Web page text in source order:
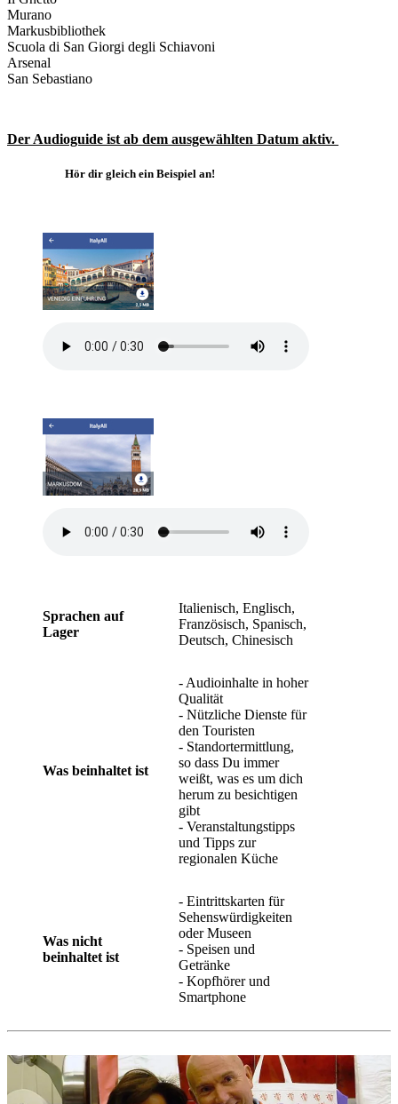
Murano
Markusbibliothek
Scuola di San Giorgi degli Schiavoni
Arsenal
San Sebastiano
Der Audioguide ist ab dem ausgewählten Datum aktiv.
Hör dir gleich ein Beispiel an!
Sprachen auf
Lager
Italienisch, Englisch,
Französisch, Spanisch,
Deutsch, Chinesisch
Was beinhaltet ist
- Audioinhalte in hoher
Qualität
- Nützliche Dienste für
den Touristen
- Standortermittlung,
so dass Du immer
weißt, was es um dich
herum zu besichtigen
gibt
- Veranstaltungstipps
und Tipps zur
regionalen Küche
Was nicht
beinhaltet ist
- Eintrittskarten für
Sehenswürdigkeiten
oder Museen
- Speisen und
Getränke
- Kopfhörer und
Smartphone